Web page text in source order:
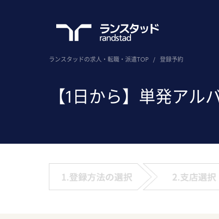
ランスタッドの求人・転職・派遣TOP / 登録予約
【1日から】単発アル